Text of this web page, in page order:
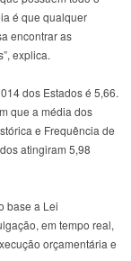
é que qualquer
encontrar as
explica.
dos Estados é 5,66.
que a média dos
e Frequência de
atingiram 5,98
base a Lei
em tempo real,
orçamentária e